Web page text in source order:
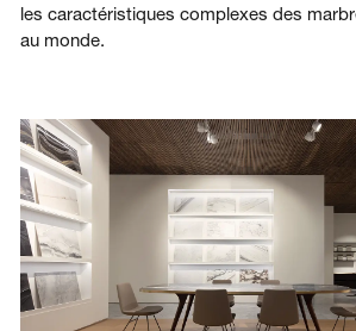
les caractéristiques complexes des
au monde.